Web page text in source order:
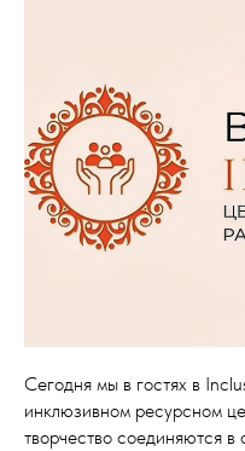
Сегодня мы в гостях в
инклюзивном ресурсном
творчество соединяются в